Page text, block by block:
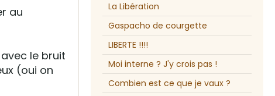
au
le bruit
(oui on
La Libération
Gaspacho de courgette
LIBERTE !!!!
Moi interne ? J'y crois pas !
Combien est ce que je vaux ?